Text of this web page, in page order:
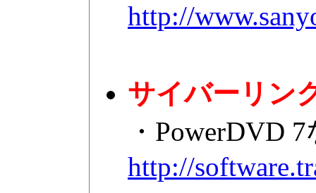
http://
サイバーリン
・PowerDVD
http://